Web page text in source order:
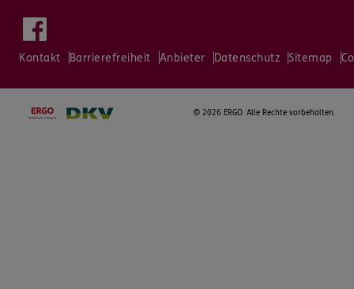
Kontakt Barrierefreiheit Anbieter Datenschutz Sitemap
© 2026 ERGO. Alle Rechte vorbehalten.